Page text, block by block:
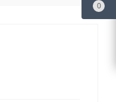
0